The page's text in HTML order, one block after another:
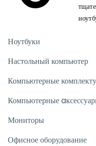
Ноутбуки
Настольный компьютер
Компьютерные
Компьютерные
Мониторы
Офисное оборудование